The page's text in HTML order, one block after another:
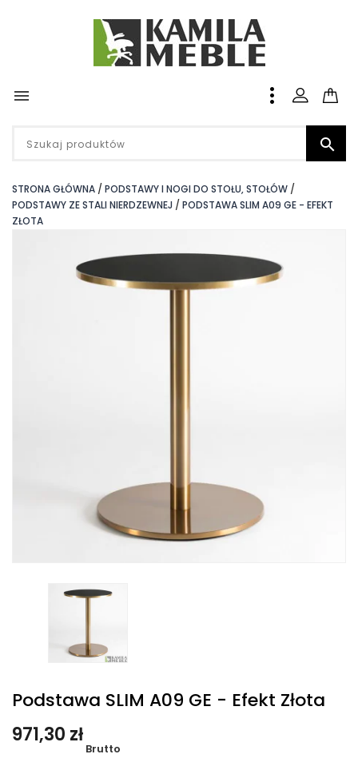


STRONA GŁÓWNA
PODSTAWY I NOGI DO STOŁU, STOŁÓW
PODSTAWY ZE STALI NIERDZEWNEJ
PODSTAWA SLIM A09 GE - EFEKT
ZŁOTA
Podstawa SLIM A09 GE - Efekt Złota
971,30 zł
Brutto